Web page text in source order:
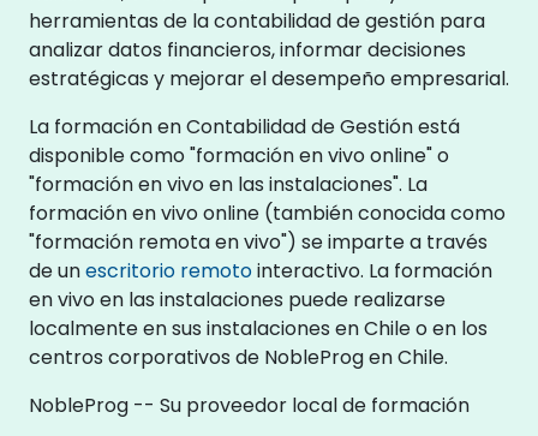
herramientas de la contabilidad de gestión para
analizar datos financieros, informar decisiones
estratégicas y mejorar el desempeño empresarial.
La formación en Contabilidad de Gestión está
disponible como "formación en vivo online" o
"formación en vivo en las instalaciones". La
formación en vivo online (también conocida como
"formación remota en vivo") se imparte a través
de unescritorio remotointeractivo. La formación
en vivo en las instalaciones puede realizarse
localmente en sus instalaciones en Chile o en los
centros corporativos de NobleProg en Chile.
NobleProg -- Su proveedor local de formación